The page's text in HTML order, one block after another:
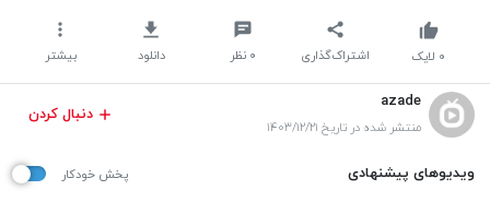
اشتراک‌گذاری ۰ نظر دانلود بیشتر ۰ لایک
azade
منتشر شده در تاریخ ۱۴۰۳/۱۲/۲۱
دنبال کردن
ویدیوهای پیشنهادی پخش خودکار